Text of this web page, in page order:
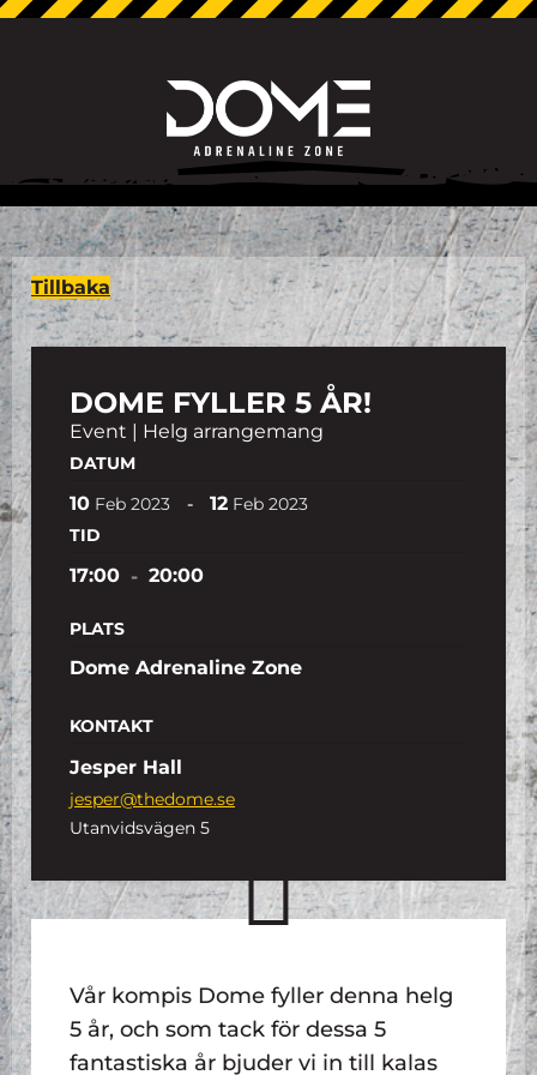
Tillbaka
DOME FYLLER 5 ÅR!
Event | Helg arrangemang
DATUM
10 Feb 2023 - 12 Feb 2023
TID
17:00 - 20:00
PLATS
Dome Adrenaline Zone
KONTAKT
Jesper Hall
jesper@thedome.se
Utanvidsvägen 5
Vår kompis Dome fyller denna helg
5 år, och som tack för dessa 5
fantastiska år bjuder vi in till kalas